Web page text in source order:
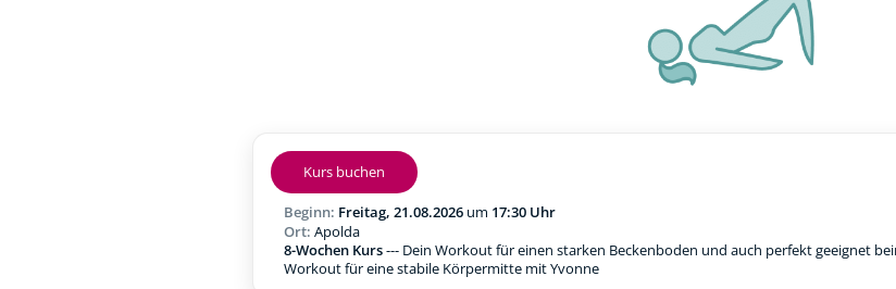
Kurs buchen
Beginn: Freitag, 21.08.2026 um 17:30 Uhr
Ort: Apolda
8-Wochen Kurs--- Dein Workout für einen starken Beckenboden und auch perfekt geeignet
Workout für eine stabile Körpermitte mit Yvonne